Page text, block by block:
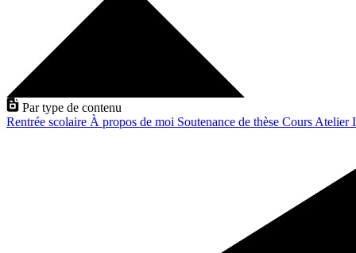
Par type de contenu
Rentrée scolaire À propos de moi Soutenance de thèse Cours Atelier